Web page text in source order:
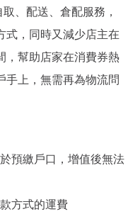
、配送、倉配服務，
式，同時又減少店主在
，幫助店家在消費券熱
手上，無需再為物流問
預繳戶口，增值後無法
方式的運費